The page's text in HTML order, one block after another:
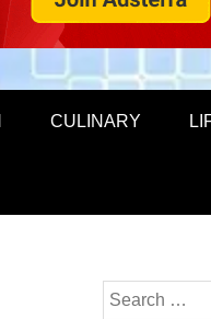
CULINARY
Search